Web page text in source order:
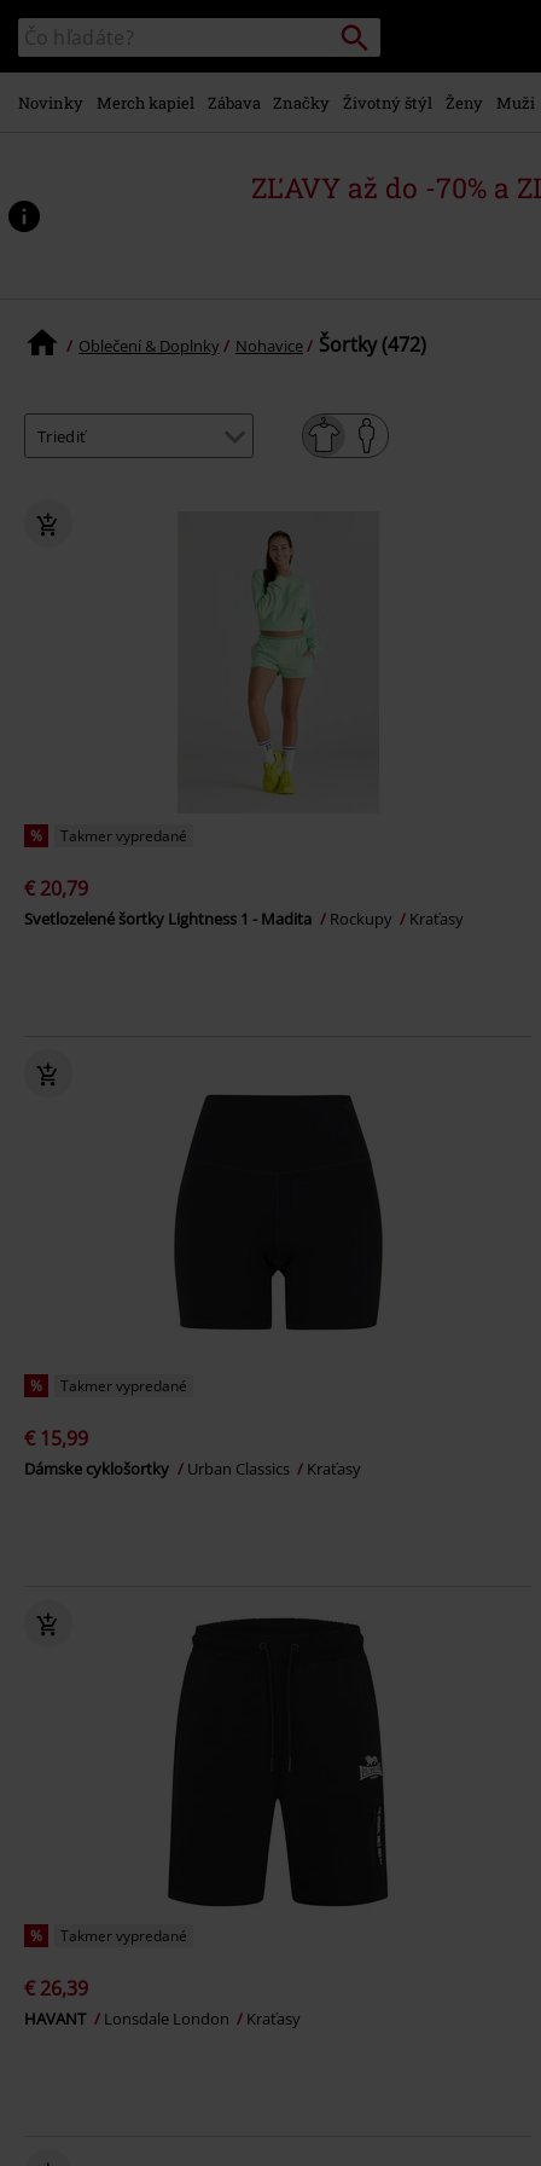
na
hlavný
obsah
Katalóg
vyhľadávania
Vyhľadávanie
Novinky Merch kapiel Zábava Značky Životný štýl Ženy Muži
ZĽAVY až do -70% a
Oblečení & Doplnky Nohavice Šortky (472)
% Takmer vypredané
€ 20,79
Svetlozelené šortky Lightness 1 - Madita Rockupy Kraťasy
% Takmer vypredané
€ 15,99
Dámske cyklošortky Urban Classics Kraťasy
% Takmer vypredané
€ 26,39
HAVANT Lonsdale London Kraťasy